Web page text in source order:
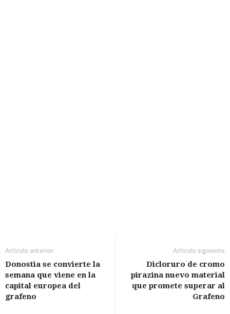
Artículo anterior
Donostia se convierte la
semana que viene en la
capital europea del
grafeno
Artículo siguiente
Dicloruro de cromo
pirazina nuevo material
que promete superar al
Grafeno